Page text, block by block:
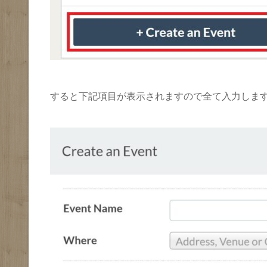
すると下記項目が表示されますので全て入力しま